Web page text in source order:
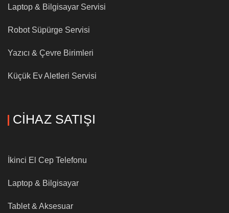
Laptop & Bilgisayar Servisi
Robot Süpürge Servisi
Yazıcı & Çevre Birimleri
Küçük Ev Aletleri Servisi
CIHAZ SATIŞI
İkinci El Cep Telefonu
Laptop & Bilgisayar
Tablet & Aksesuar